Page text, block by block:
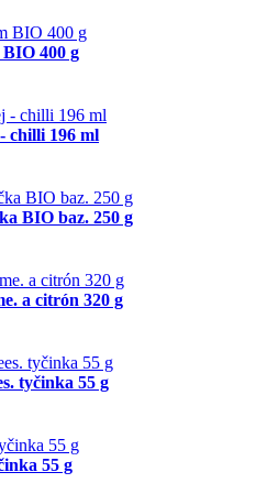
400 g
chilli 196 ml
BIO baz. 250 g
a citrón 320 g
tyčinka 55 g
55 g